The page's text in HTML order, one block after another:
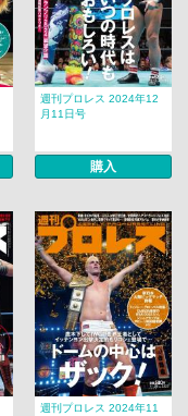
週刊プロレス 2024年12
月11日号
購入
週刊プロレス 2024年11